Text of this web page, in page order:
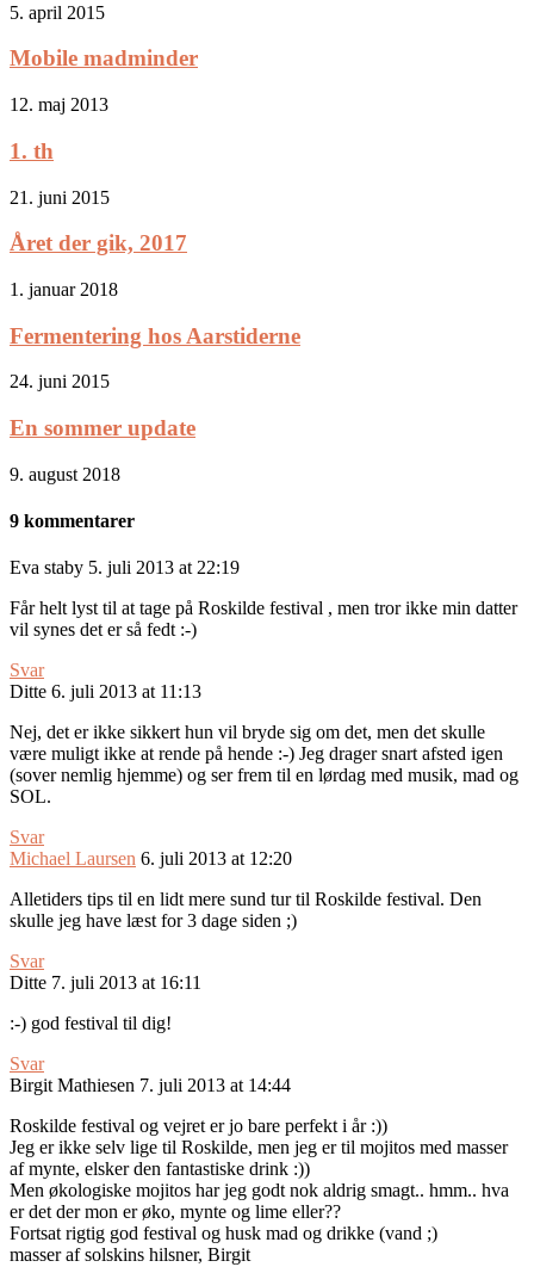
5. april 2015
Mobile madminder
12. maj 2013
1. th
21. juni 2015
Året der gik, 2017
1. januar 2018
Fermentering hos Aarstiderne
24. juni 2015
En sommer update
9. august 2018
9 kommentarer
Eva staby 5. juli 2013 at 22:19
Får helt lyst til at tage på Roskilde festival , men tror ikke min datter
vil synes det er så fedt :-)
Svar
Ditte 6. juli 2013 at 11:13
Nej, det er ikke sikkert hun vil bryde sig om det, men det skulle
være muligt ikke at rende på hende :-) Jeg drager snart afsted igen
(sover nemlig hjemme) og ser frem til en lørdag med musik, mad og
SOL.
Svar
Michael Laursen 6. juli 2013 at 12:20
Alletiders tips til en lidt mere sund tur til Roskilde festival. Den
skulle jeg have læst for 3 dage siden ;)
Svar
Ditte 7. juli 2013 at 16:11
:-) god festival til dig!
Svar
Birgit Mathiesen 7. juli 2013 at 14:44
Roskilde festival og vejret er jo bare perfekt i år :))
Jeg er ikke selv lige til Roskilde, men jeg er til mojitos med masser
af mynte, elsker den fantastiske drink :))
Men økologiske mojitos har jeg godt nok aldrig smagt.. hmm.. hva
er det der mon er øko, mynte og lime eller??
Fortsat rigtig god festival og husk mad og drikke (vand ;)
masser af solskins hilsner, Birgit